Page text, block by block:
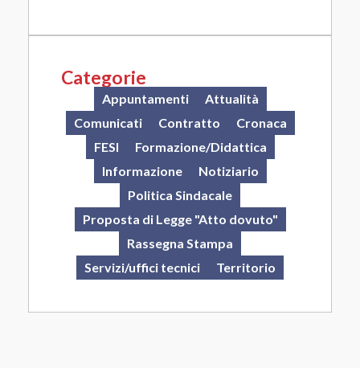
Categorie
Appuntamenti
Attualità
Comunicati
Contratto
Cronaca
FESI
Formazione/Didattica
Informazione
Notiziario
Politica Sindacale
Proposta di Legge "Atto dovuto"
Rassegna Stampa
Servizi/uffici tecnici
Territorio